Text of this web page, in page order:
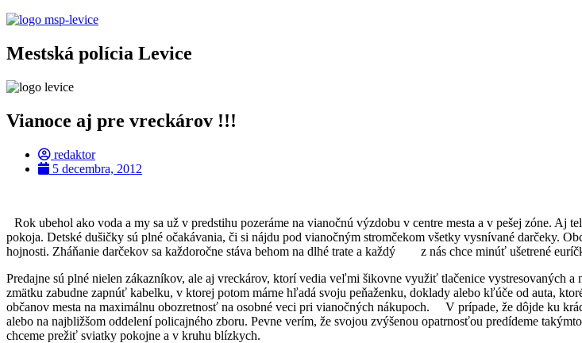
Mestská polícia Levice
Vianoce aj pre vreckárov !!!
redaktor
5 decembra, 2012
Rok ubehol ako voda a my sa už v predstihu pozeráme na vianočnú výzdobu v centre mesta a v pešej
pokoja. Detské dušičky sú plné očakávania, či si nájdu pod vianočným stromčekom všetky vysnívané
hojnosti. Zháňanie darčekov sa každoročne stáva behom na dlhé trate a každý z nás chce minúť ušetrené
Predajne sú plné nielen zákazníkov, ale aj vreckárov, ktorí vedia veľmi šikovne využiť tlačenice vystresovaných
zmätku zabudne zapnúť kabelku, v ktorej potom márne hľadá svoju peňaženku, doklady alebo kľúče od auta,
občanov mesta na maximálnu obozretnosť na osobné veci pri vianočných nákupoch. V prípade, že dôjde ku
alebo na najbližšom oddelení policajného zboru. Pevne verím, že svojou zvýšenou opatrnosťou predídeme
chceme prežiť sviatky pokojne a v kruhu blízkych.